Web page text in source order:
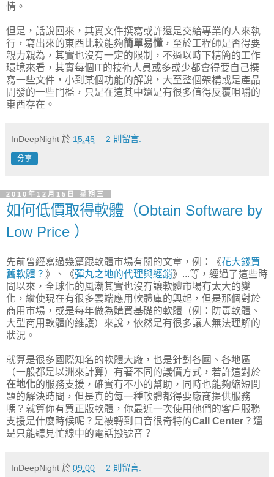
情。
但是，話說回來，其實文件撰寫或許還是交給專業的人來執
行，寫出來的東西比較能夠簡單易懂 ，至於工程師是否得要
親力親為，其實也沒有一定的限制，不過以時下精簡的工作
環境來看，其實每個IT的技術人員或多或少都會得要自己撰
寫一些文件，小到某個功能的解說，大至整個架構或是產品
開發的一些門檻，只是在這其中還是有很多值得反覆咀嚼的
東西存在。
InDeepNight 於 15:45 2 則留言:
分享
2010年12月15日 星期三
如何低價取得軟體（Obtain Software by
Low Price ）
先前曾經寫過幾篇跟軟體市場有關的文章，例：《花大錢買
舊軟體？ 》、《彈丸之地的代理與經銷》...等，經過了這些時
間以來，全球化的風潮其實也沒有讓軟體市場有太大的變
化，縱使現在有很多雲端應用軟體庫的興起，但是那個對於
商用市場，或是每年做為購買基礎的軟體（例：防毒軟體、
大型商用軟體的維護）來說，依然是有很多讓人無法理解的
狀況。
就算是很多國際知名的軟體大廠，也是針對各國、各地區
（一般都是以洲來計算）有著不同的議價方式，若許這對於
在地化的服務支援，確實有不小的幫助，同時也能夠縮短問
題的解決時間，但是真的每一種軟體都得要廠商提供服務
嗎？就算你有買正版軟體，你最近一次使用他們的客戶服務
支援是什麼時候呢？是被轉到口音很奇特的Call Center ？還
是只能聽見忙線中的電話撥號音？
InDeepNight 於 09:00 2 則留言: